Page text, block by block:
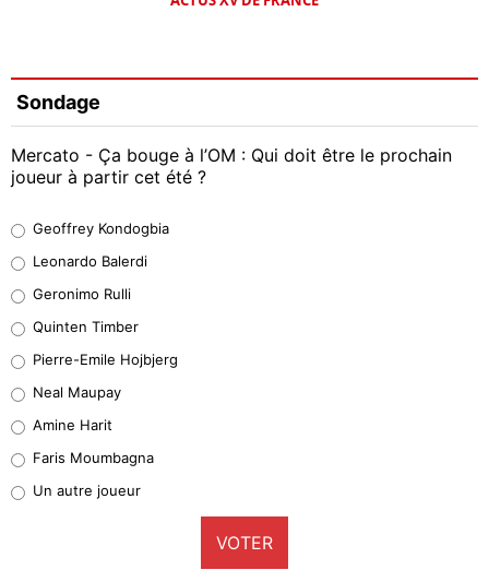
Sondage
Mercato - Ça bouge à l’OM : Qui doit être le prochain
joueur à partir cet été ?
38%
32%
5%
1%
9%
Geoffrey Kondogbia
Leonardo Balerdi
Geronimo Rulli
Quinten Timber
Pierre-Emile Hojbjerg
Neal Maupay
Amine Harit
Faris Moumbagna
Un autre joueur
VOTER